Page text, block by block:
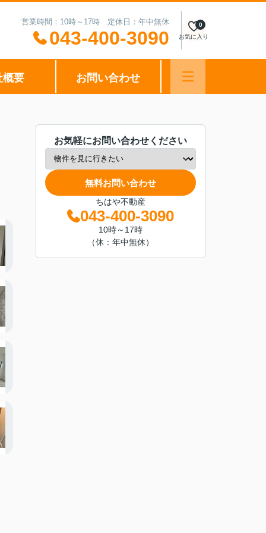
営業時間：10時～17時 定休日：年中無休
043-400-3090 お気に入り
0
概要 お問い合わせ
お気軽にお問い合わせください
無料お問い合わせ
ちはや不動産
043-400-3090
10時～17時
（休：年中無休）